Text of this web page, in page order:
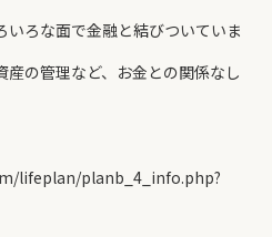
ろな面で金融と結びついていま
の管理など、お金との関係なし
lifeplan/planb_4_info.php?